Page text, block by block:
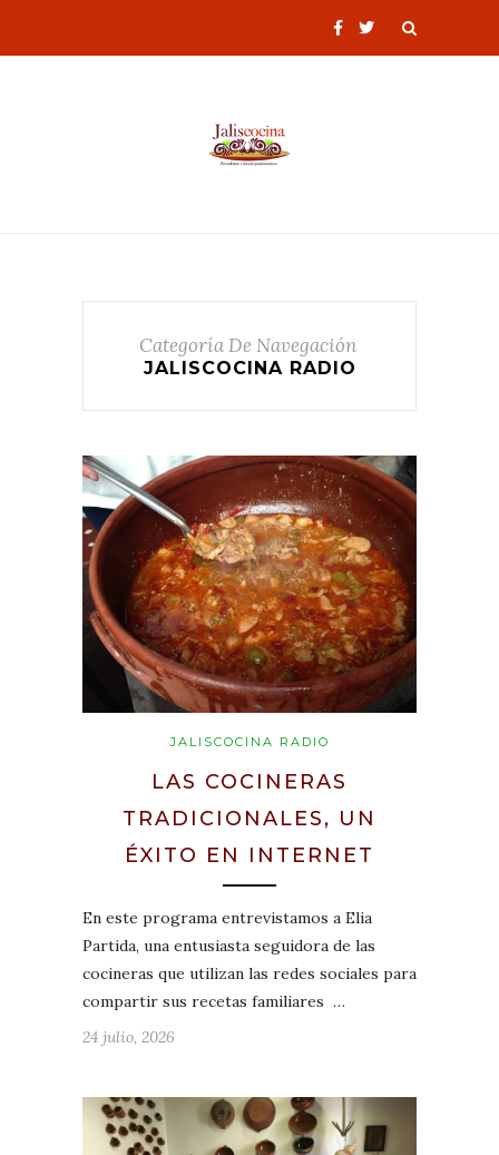
Categoría De Navegación
JALISCOCINA RADIO
JALISCOCINA RADIO
LAS COCINERAS
TRADICIONALES, UN
ÉXITO EN INTERNET
En este programa entrevistamos a Elia
Partida, una entusiasta seguidora de las
cocineras que utilizan las redes sociales para
compartir sus recetas familiares …
24 julio, 2026